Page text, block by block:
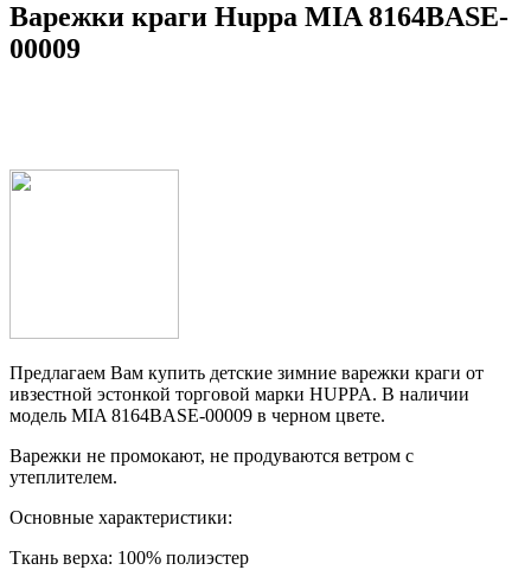
Варежки краги Huppa MIA 8164BASE-
00009
Предлагаем Вам купить детские зимние варежки краги от
ивзестной эстонкой торговой марки HUPPA. В наличии
модель MIA 8164BASE-00009 в черном цвете.
Варежки не промокают, не продуваются ветром с
утеплителем.
Основные характеристики:
Ткань верха: 100% полиэстер